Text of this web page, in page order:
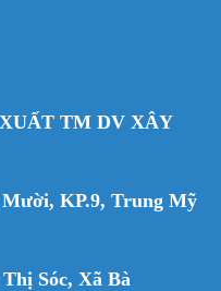
TM DV XÂY
KP.9, Trung Mỹ
Sóc, Xã Bà